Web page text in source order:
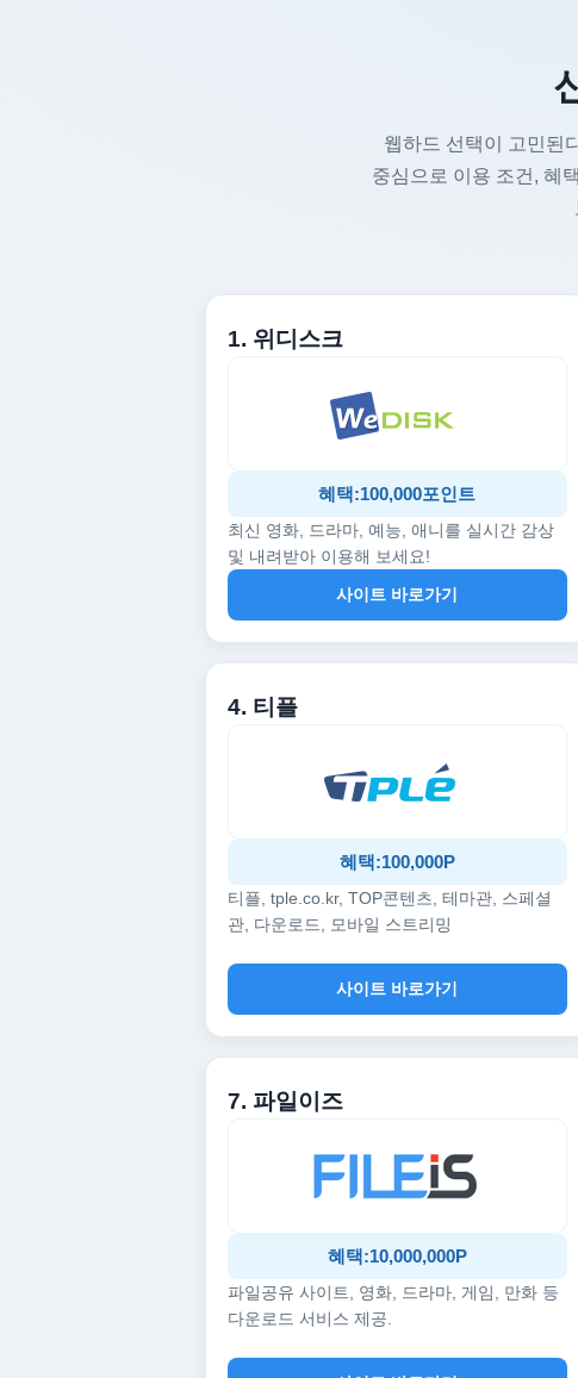
웹하드 선택이 고민된
중심으로 이용 조건, 혜
1. 위디스크
혜택:100,000포인트
최신 영화, 드라마, 예능, 애니를 실시간 감상
및 내려받아 이용해 보세요!
사이트 바로가기
4. 티플
혜택:100,000P
티플, tple.co.kr, TOP콘텐츠, 테마관, 스페셜
관, 다운로드, 모바일 스트리밍
사이트 바로가기
7. 파일이즈
혜택:10,000,000P
파일공유 사이트, 영화, 드라마, 게임, 만화 등
다운로드 서비스 제공.